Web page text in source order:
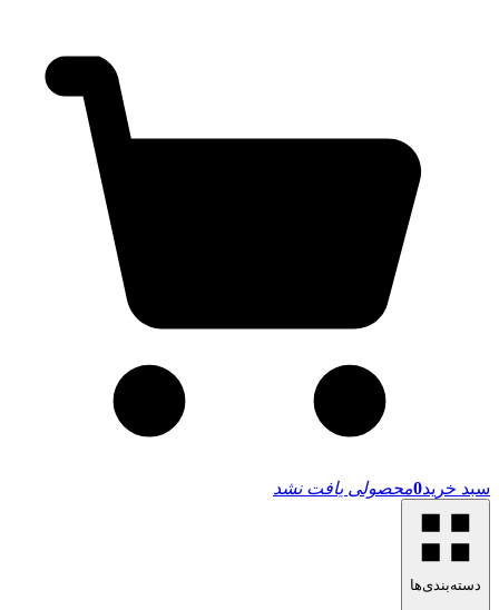
سبد خرید0محصولی یافت نشد
دسته‌بندی‌ها